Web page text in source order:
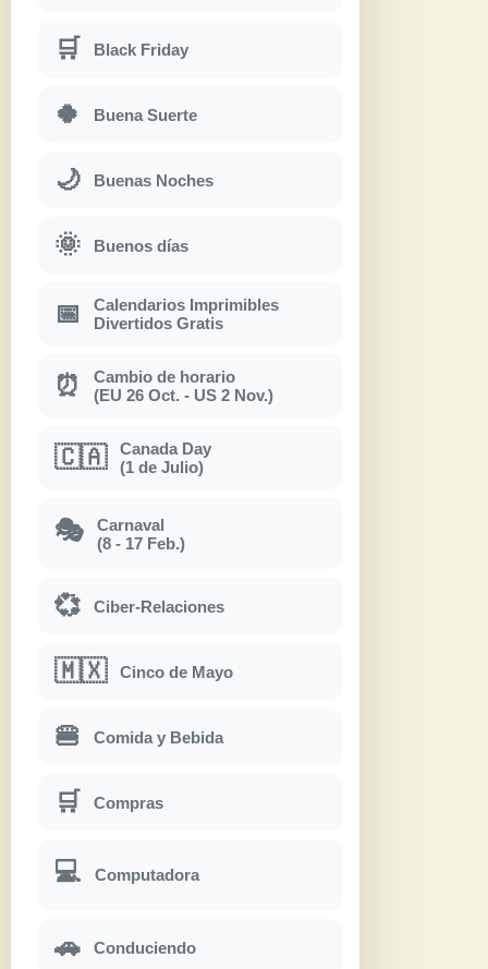
🛒 Black Friday
🍀 Buena Suerte
🌙 Buenas Noches
🌞 Buenos días
📅
Calendarios Imprimibles
Divertidos Gratis
⏰
Cambio de horario
(EU 26 Oct. - US 2 Nov.)
🇨🇦
Canada Day
(1 de Julio)
🎭
Carnaval
(8 - 17 Feb.)
💞 Ciber-Relaciones
🇲🇽 Cinco de Mayo
🍔 Comida y Bebida
🛒 Compras
💻 Computadora
🚗 Conduciendo